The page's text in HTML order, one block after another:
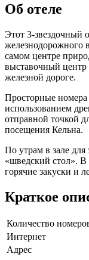
Об отеле
Этот 3-звездочный
железнодорожного
самом центре
выставочный
железной дороге.
Просторные
использованием
отправной точкой
посещения Кельна.
По утрам в зале для
«шведский стол». В
горячие закуски и
Краткое
Количество
Интернет
Адрес